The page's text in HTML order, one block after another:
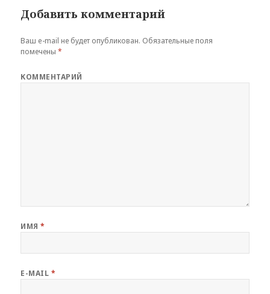
Добавить комментарий
Ваш e-mail не будет опубликован. Обязательные поля
помечены*
КОММЕНТАРИЙ
ИМЯ*
E-MAIL *